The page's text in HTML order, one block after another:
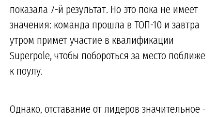
показала 7-й результат. Но это пока не имеет
значения: команда прошла в ТОП-10 и завтра
утром примет участие в квалификации
Superpole, чтобы побороться за место поближе
к поулу.
Однако, отставание от лидеров значительное -